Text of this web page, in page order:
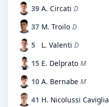
39 A. Circati D
37 M. Troilo D
5
L. Valenti D
15 E. Delprato M
10 A. Bernabe M
41 H. Nicolussi Caviglia